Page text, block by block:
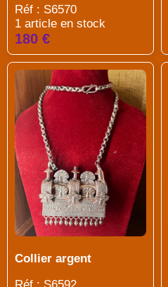
Réf : S6570
1 article en stock
180 €
Collier argent